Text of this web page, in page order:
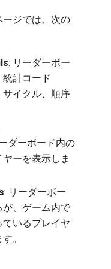
ージでは、次の
: リーダーボー
統計コード
サイクル、順序
ダーボード内の
ーを表示しま
: リーダーボー
が、ゲーム内で
いるプレイヤ
。